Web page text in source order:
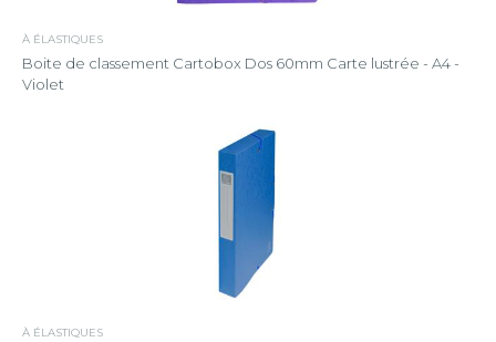
À ÉLASTIQUES
Boite de classement Cartobox Dos 60mm Carte lustrée - A4 -
Violet
À ÉLASTIQUES